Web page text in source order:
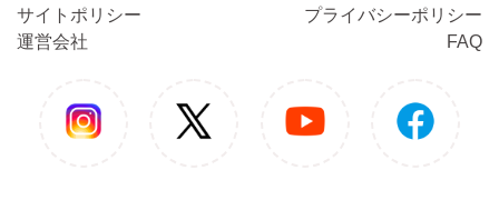
サイトポリシー
プライバシーポリシー
運営会社
FAQ